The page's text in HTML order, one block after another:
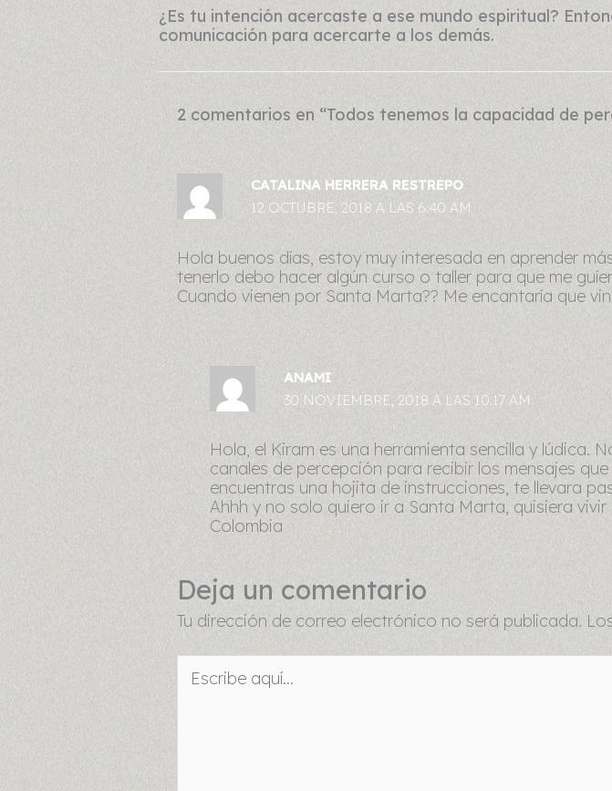
¿Es tu intención acercaste a ese mundo espiritual?
comunicación para acercarte a los demás.
2 comentarios en “Todos tenemos la capacidad de
CATALINA HERRERA RESTREPO
12 OCTUBRE, 2018 A LAS 6:40 AM
Hola buenos días, estoy muy interesada en aprender
tenerlo debo hacer algún curso o taller para que me
Cuando vienen por Santa Marta?? Me encantaría que
ANAMI
30 NOVIEMBRE, 2018 A LAS 10:17 AM
Hola, el Kiram es una herramienta sencilla y lúdica.
canales de percepción para recibir los mensajes
encuentras una hojita de instrucciones, te llevara
Ahhh y no solo quiero ir a Santa Marta, quisiera
Colombia
Deja un comentario
Tu dirección de correo electrónico no será publicada.
aquí...